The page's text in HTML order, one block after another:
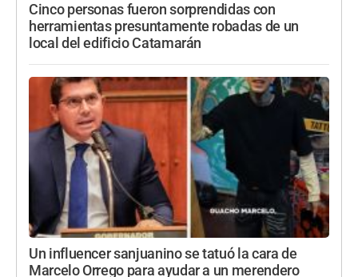
Cinco personas fueron sorprendidas con
herramientas presuntamente robadas de un
local del edificio Catamarán
Un influencer sanjuanino se tatuó la cara de
Marcelo Orrego para ayudar a un merendero